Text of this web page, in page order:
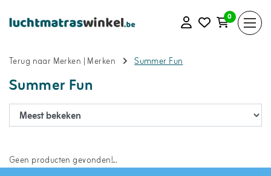
0
Terug naar Merken | Merken Summer Fun
Summer Fun
Geen producten gevonden!...